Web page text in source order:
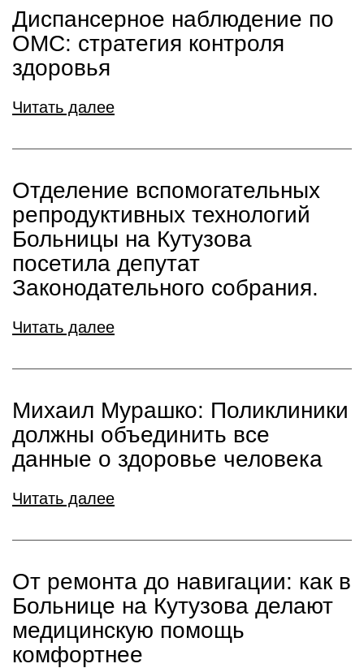
Диспансерное наблюдение по
ОМС: стратегия контроля
здоровья
Читать далее
Отделение вспомогательных
репродуктивных технологий
Больницы на Кутузова
посетила депутат
Законодательного собрания.
Читать далее
Михаил Мурашко: Поликлиники
должны объединить все
данные о здоровье человека
Читать далее
От ремонта до навигации: как в
Больнице на Кутузова делают
медицинскую помощь
комфортнее